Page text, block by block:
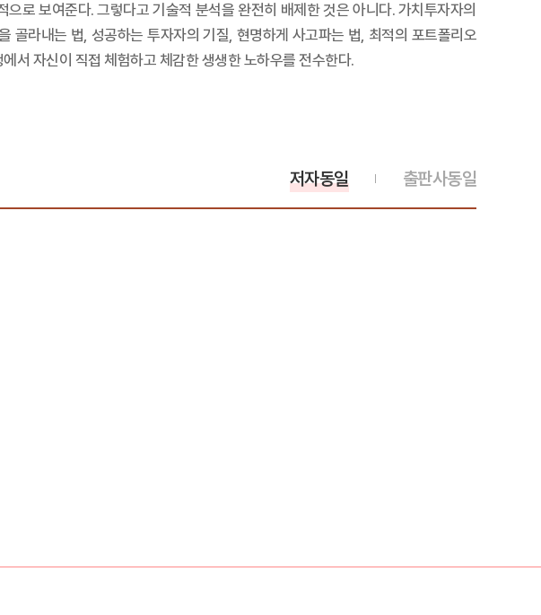
로 보여준다. 그렇다고 기술적 분석을 완전히 배제한 것은 아니다. 가치투자자의
골라내는 법, 성공하는 투자자의 기질, 현명하게 사고파는 법, 최적의 포트폴리오
서 자신이 직접 체험하고 체감한 생생한 노하우를 전수한다.
출판사동일
저자동일